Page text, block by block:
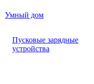
Умный дом
Пусковые зарядные
устройства